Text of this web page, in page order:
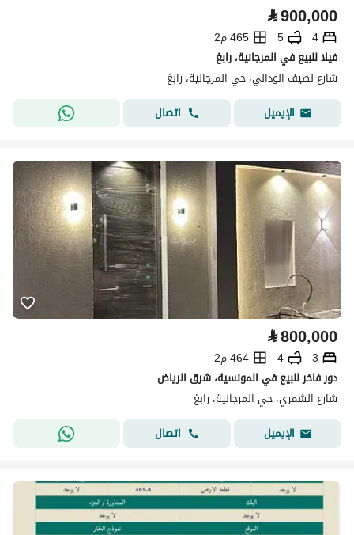
⃁900,000
4
5
465 م2
فيلا للبيع في المرجانية، رابغ
شارع نصيف الوداني، حي المرجانية، رابغ
الإيميل
اتصال
⃁800,000
3
4
464 م2
دور فاخر للبيع في المونسية، شرق الرياض
شارع الشمري، حي المرجانية، رابغ
الإيميل
اتصال